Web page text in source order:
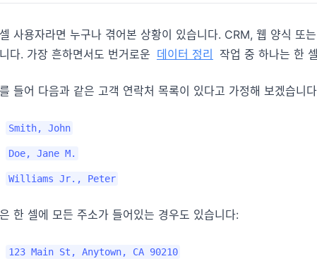
사용자라면 누구나 겪어본 상황이 있습니다. CRM, 웹 양식 또
다. 가장 흔하면서도 번거로운 데이터 정리 작업 중 하나는 한
들어 다음과 같은 고객 연락처 목록이 있다고 가정해 보겠습니
Smith, John
Doe, Jane M.
Williams Jr., Peter
한 셀에 모든 주소가 들어있는 경우도 있습니다:
123 Main St, Anytown, CA 90210